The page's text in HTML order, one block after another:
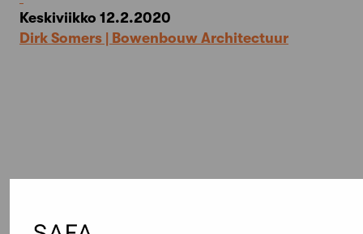
Keskiviikko 12.2.2020
Dirk Somers | Bowenbouw Architectuur
Elokuu,